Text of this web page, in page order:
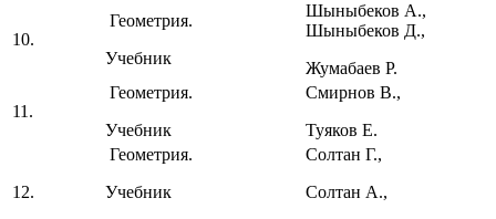
10.
Геометрия.
Учебник
Шыныбеков А.,
Шыныбеков Д.,
Жумабаев Р.
11.
Геометрия.
Учебник
Смирнов В.,
Туяков Е.
12.
Геометрия.
Учебник
Солтан Г.,
Солтан А.,